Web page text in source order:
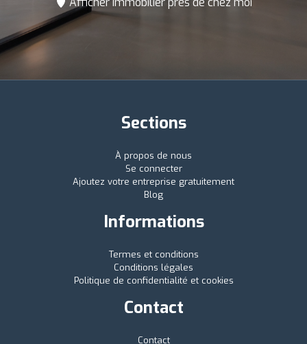
Sections
À propos de nous
Se connecter
Ajoutez votre entreprise gratuitement
Blog
Informations
Termes et conditions
Conditions légales
Politique de confidentialité et cookies
Contact
Contact